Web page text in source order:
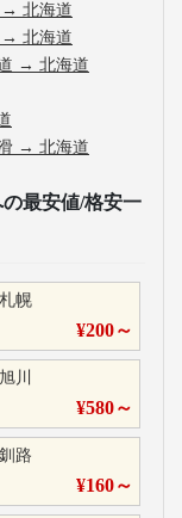
→ 北海道
→ 北海道
→ 北海道
→ 北海道
最安値/格安一
札幌
¥200～
旭川
¥580～
釧路
¥160～